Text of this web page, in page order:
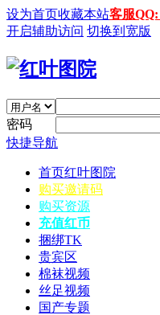
设为首页收藏本站客服QQ:
开启辅助访问 切换到宽版
密码
快捷导航
首页红叶图院
购买邀请码
购买资源
充值红币
捆绑TK
贵宾区
棉袜视频
丝足视频
国产专题